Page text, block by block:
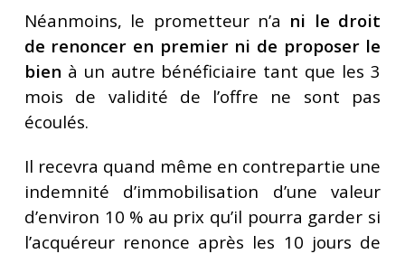
Néanmoins, le prometteur n’a ni le droit
de renoncer en premier ni de proposer le
bien à un autre bénéficiaire tant que les 3
mois de validité de l’offre ne sont pas
écoulés.
Il recevra quand même en contrepartie une
indemnité d’immobilisation d’une valeur
d’environ 10 % au prix qu’il pourra garder si
l’acquéreur renonce après les 10 jours de